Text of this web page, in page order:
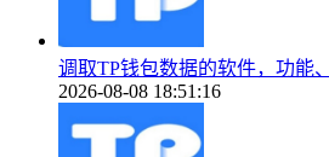
调取TP钱包数据的软件，功能
2026-08-08 18:51:16